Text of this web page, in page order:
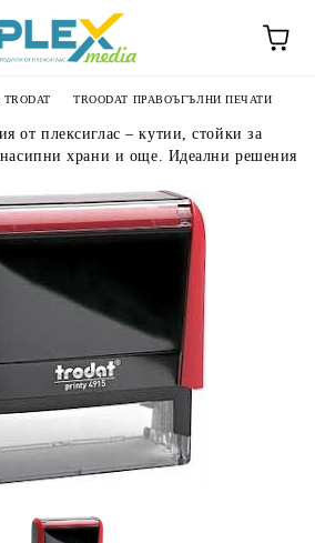
TRODAT TROODAT ПРАВОЪГЪЛНИ ПЕЧАТИ
от плексиглас – кутии, стойки за
насипни храни и още. Идеални решения